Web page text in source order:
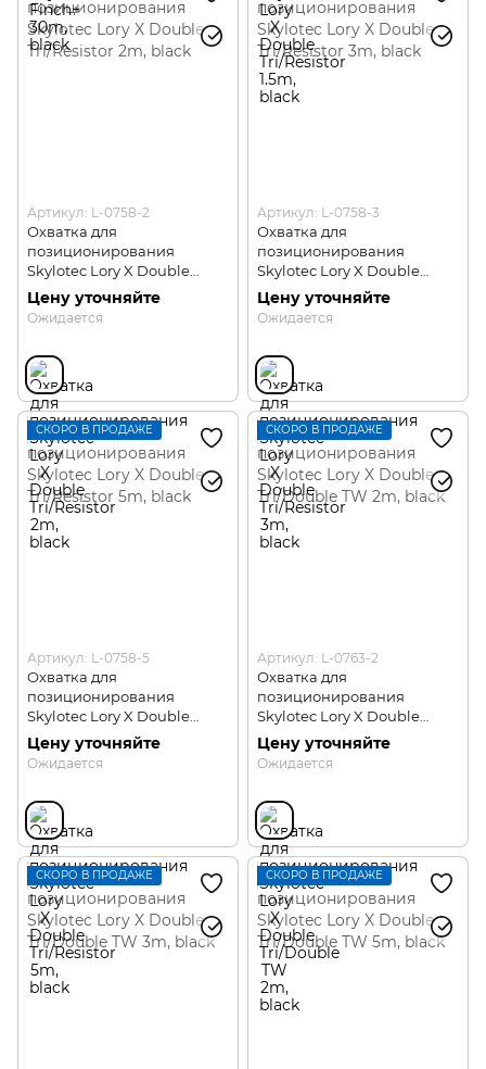
Артикул: L-0758-2
Охватка для
позиционирования
Skylotec Lory X Double
Tri/Resistor 2m
Цену уточняйте
Ожидается
Артикул: L-0758-3
Охватка для
позиционирования
Skylotec Lory X Double
Tri/Resistor 3m
Цену уточняйте
Ожидается
СКОРО В ПРОДАЖЕ
Артикул: L-0758-5
Охватка для
позиционирования
Skylotec Lory X Double
Tri/Resistor 5m
Цену уточняйте
Ожидается
СКОРО В ПРОДАЖЕ
Артикул: L-0763-2
Охватка для
позиционирования
Skylotec Lory X Double
Tri/Double TW 2m
Цену уточняйте
Ожидается
СКОРО В ПРОДАЖЕ СКОРО В ПРОДАЖЕ